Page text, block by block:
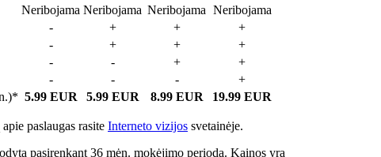
Neribojama Neribojama Neribojama Neribojama
- + +
+
- + +
+
- - +
+
- - -
+
5.99 EUR 5.99 EUR 8.99 EUR 19.99 EUR
paslaugas rasite Interneto vizijos svetainėje.
pasirenkant 36 mėn. mokėjimo periodą. Kainos yra